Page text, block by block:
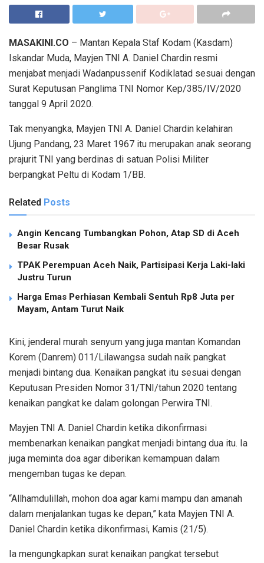
MASAKINI.CO – Mantan Kepala Staf Kodam (Kasdam)
Iskandar Muda, Mayjen TNI A. Daniel Chardin resmi
menjabat menjadi Wadanpussenif Kodiklatad sesuai dengan
Surat Keputusan Panglima TNI Nomor Kep/385/IV/2020
tanggal 9 April 2020.
Tak menyangka, Mayjen TNI A. Daniel Chardin kelahiran
Ujung Pandang, 23 Maret 1967 itu merupakan anak seorang
prajurit TNI yang berdinas di satuan Polisi Militer
berpangkat Peltu di Kodam 1/BB.
Related Posts
Angin Kencang Tumbangkan Pohon, Atap SD di Aceh
Besar Rusak
TPAK Perempuan Aceh Naik, Partisipasi Kerja Laki-laki
Justru Turun
Harga Emas Perhiasan Kembali Sentuh Rp8 Juta per
Mayam, Antam Turut Naik
Kini, jenderal murah senyum yang juga mantan Komandan
Korem (Danrem) 011/Lilawangsa sudah naik pangkat
menjadi bintang dua. Kenaikan pangkat itu sesuai dengan
Keputusan Presiden Nomor 31/TNI/tahun 2020 tentang
kenaikan pangkat ke dalam golongan Perwira TNI.
Mayjen TNI A. Daniel Chardin ketika dikonfirmasi
membenarkan kenaikan pangkat menjadi bintang dua itu. Ia
juga meminta doa agar diberikan kemampuan dalam
mengemban tugas ke depan.
“Allhamdulillah, mohon doa agar kami mampu dan amanah
dalam menjalankan tugas ke depan,” kata Mayjen TNI A.
Daniel Chardin ketika dikonfirmasi, Kamis (21/5).
Ia mengungkapkan surat kenaikan pangkat tersebut